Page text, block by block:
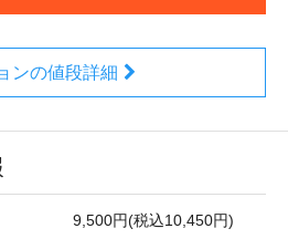
ンの値段詳細
9,500円(税込10,450円)